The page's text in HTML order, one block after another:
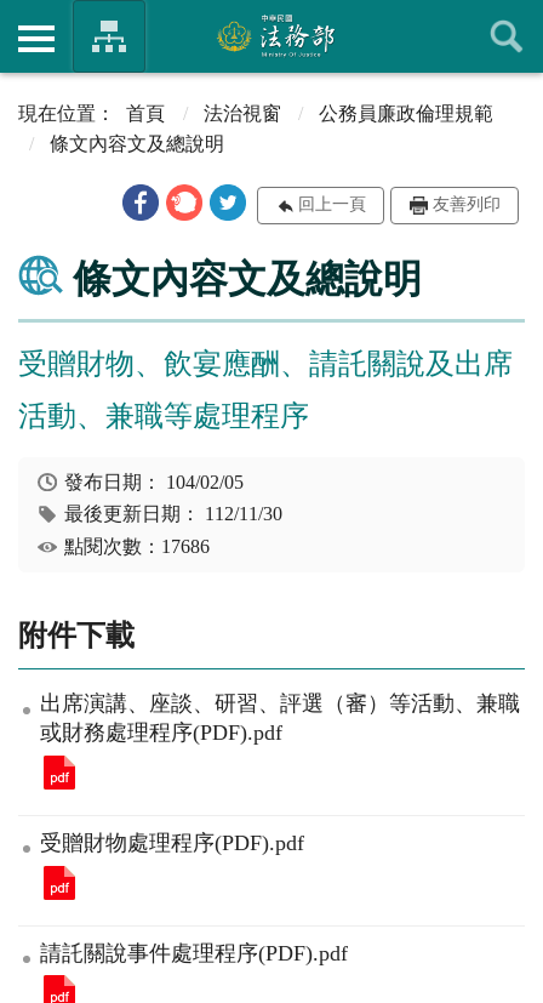
首頁 法治視窗
公務員廉政倫理規範
條文內容文及總說明
回上一頁 友善列印
條文內容文及總說明
受贈財物、飲宴應酬、請託關說及出席
活動、兼職等處理程序
發布日期： 104/02/05
最後更新日期： 112/11/30
點閱次數：17686
附件下載
出席演講、座談、研習、評選（審）等活動、兼職
或財務處理程序(PDF).pdf
受贈財物處理程序(PDF).pdf
請託關說事件處理程序(PDF).pdf